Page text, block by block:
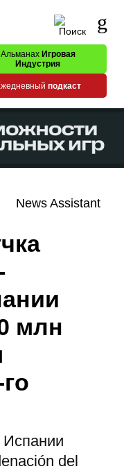
Альманах Игровая
Индустрия
подкаст
News Assistant
млн
Испании
del